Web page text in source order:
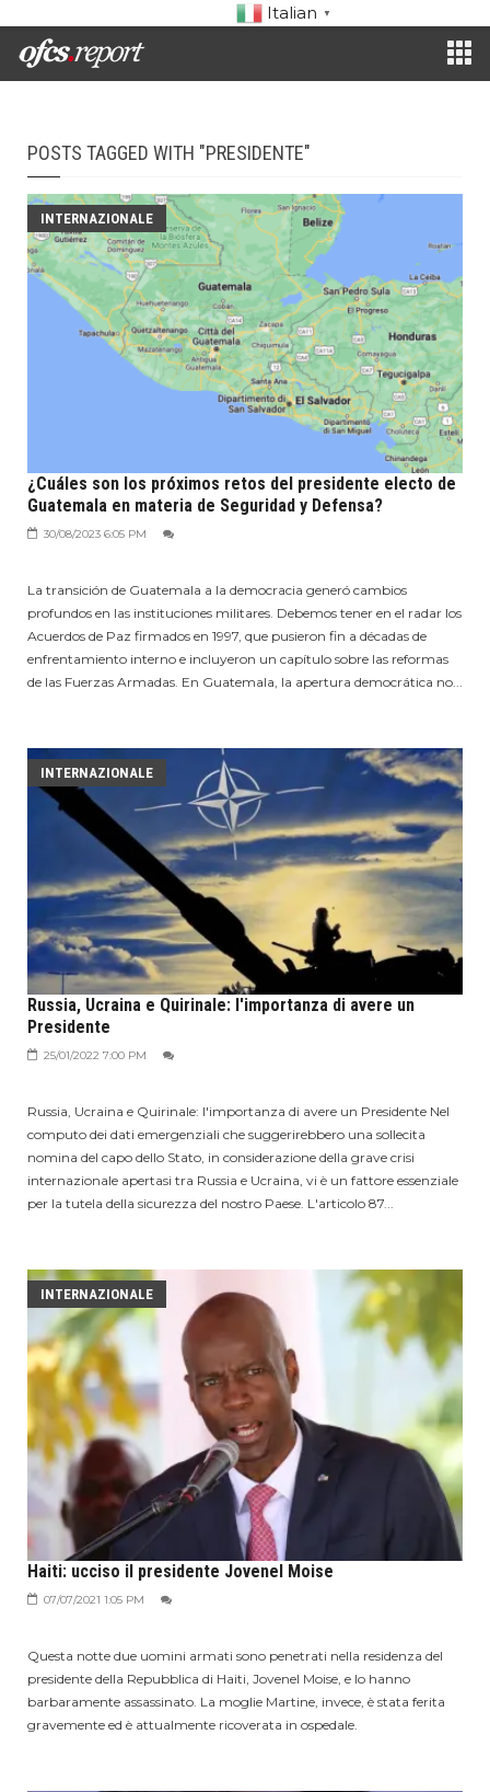
Italian ▼
POSTS TAGGED WITH "PRESIDENTE"
INTERNAZIONALE
¿Cuáles son los próximos retos del presidente electo de
Guatemala en materia de Seguridad y Defensa?
30/08/2023 6:05 PM
La transición de Guatemala a la democracia generó cambios
profundos en las instituciones militares. Debemos tener en el radar los
Acuerdos de Paz firmados en 1997, que pusieron fin a décadas de
enfrentamiento interno e incluyeron un capítulo sobre las reformas
de las Fuerzas Armadas. En Guatemala, la apertura democrática no...
INTERNAZIONALE
Russia, Ucraina e Quirinale: l'importanza di avere un
Presidente
25/01/2022 7:00 PM
Russia, Ucraina e Quirinale: l'importanza di avere un Presidente Nel
computo dei dati emergenziali che suggerirebbero una sollecita
nomina del capo dello Stato, in considerazione della grave crisi
internazionale apertasi tra Russia e Ucraina, vi è un fattore essenziale
per la tutela della sicurezza del nostro Paese. L'articolo 87...
INTERNAZIONALE
Haiti: ucciso il presidente Jovenel Moise
07/07/2021 1:05 PM
Questa notte due uomini armati sono penetrati nella residenza del
presidente della Repubblica di Haiti, Jovenel Moise, e lo hanno
barbaramente assassinato. La moglie Martine, invece, è stata ferita
gravemente ed è attualmente ricoverata in ospedale.